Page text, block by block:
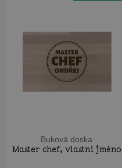
Buková doska
Master chef, vlastní jméno